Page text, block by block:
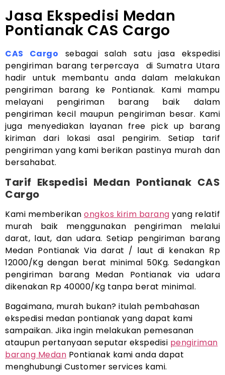
Jasa Ekspedisi Medan
Pontianak CAS Cargo
CAS Cargo sebagai salah satu jasa ekspedisi
pengiriman barang terpercaya di Sumatra Utara
hadir untuk membantu anda dalam melakukan
pengiriman barang ke Pontianak. Kami mampu
melayani pengiriman barang baik dalam
pengiriman kecil maupun pengiriman besar. Kami
juga menyediakan layanan free pick up barang
kiriman dari lokasi asal pengirim. Setiap tarif
pengiriman yang kami berikan pastinya murah dan
bersahabat.
Tarif Ekspedisi Medan Pontianak CAS
Cargo
Kami memberikan ongkos kirim barang yang relatif
murah baik menggunakan pengiriman melalui
darat, laut, dan udara. Setiap pengiriman barang
Medan Pontianak Via darat / laut di kenakan Rp
12000/Kg dengan berat minimal 50Kg. Sedangkan
pengiriman barang Medan Pontianak via udara
dikenakan Rp 40000/Kg tanpa berat minimal.
Bagaimana, murah bukan? itulah pembahasan
ekspedisi medan pontianak yang dapat kami
sampaikan. Jika ingin melakukan pemesanan
ataupun pertanyaan seputar ekspedisi pengiriman
barang Medan Pontianak kami anda dapat
menghubungi Customer services kami.